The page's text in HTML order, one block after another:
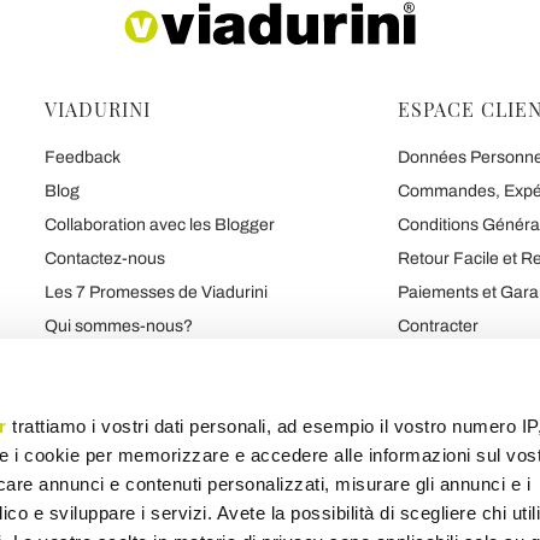
trattiamo i vostri dati personali, ad esempio il vostro numero
i cookie per memorizzare e accedere alle informazioni sul
annunci e contenuti personalizzati, misurare gli annunci e i
e sviluppare i servizi. Avete la possibilità di scegliere chi
VIADURINI
Feedback
Blog
Collaboration avec les Blogger
Contactez-nous
Les 7 Promesses de Viadurini
Qui sommes-nous?
ESPACE
Données
Commandes,
Conditions
Retour Facile et
Paiements et
Contracter